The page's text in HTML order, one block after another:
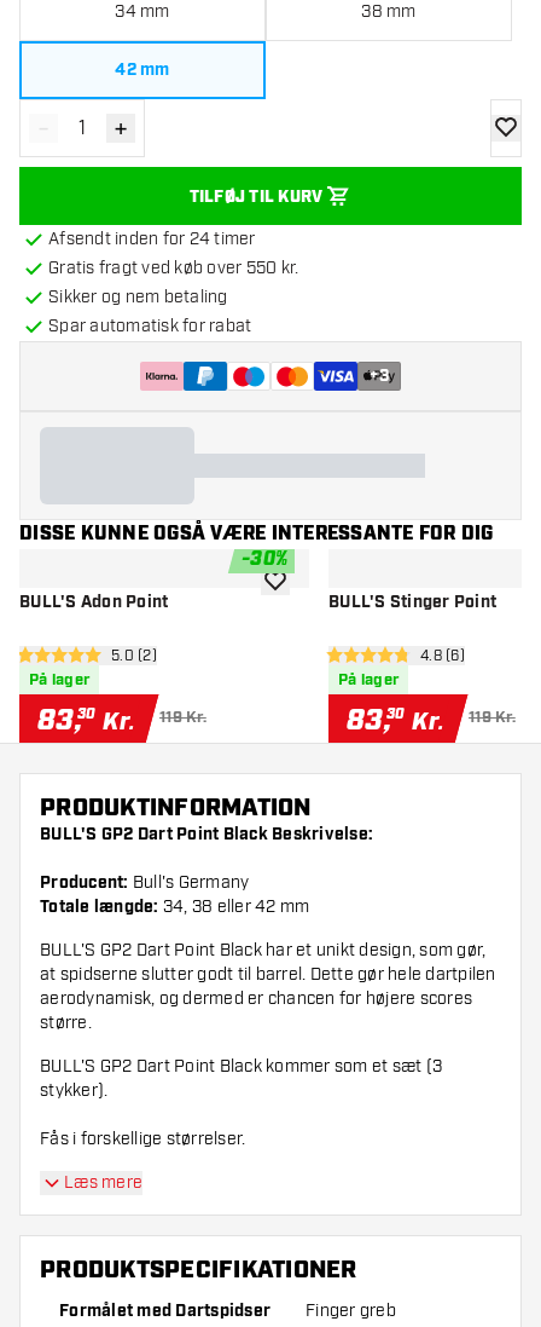
34 mm 38 mm
42 mm
Reducér antal
- Øg antal
+
TILFØJ TIL KURV
Afsendt inden for 24 timer
Gratis fragt ved køb over 550 kr.
Sikker og nem betaling
Spar automatisk for rabat
+3
DISSE KUNNE OGSÅ VÆRE INTERESSANTE FOR DIG
-30%
BULL'S Adon Point
åbn anmeldelsespanel
5 bedømmelsesstjerner
5.0 (2)
På lager
83,30 Kr. 119 Kr.
tilføje til ønskeliste
BULL'S Stinger Point
åbn
4.8 bedømmelsesstjerner
4.8 (6)
På lager
83,30 Kr. 119 Kr.
PRODUKTINFORMATION
BULL'S GP2 Dart Point Black Beskrivelse:
Producent: Bull's Germany
Totale længde: 34, 38 eller 42 mm
BULL'S GP2 Dart Point Black har et unikt design, som gør,
at spidserne slutter godt til barrel. Dette gør hele dartpilen
aerodynamisk, og dermed er chancen for højere scores
større.
BULL'S GP2 Dart Point Black kommer som et sæt (3
stykker).
Fås i forskellige størrelser.
Læs mere
PRODUKTSPECIFIKATIONER
Formålet med Dartspidser Finger greb